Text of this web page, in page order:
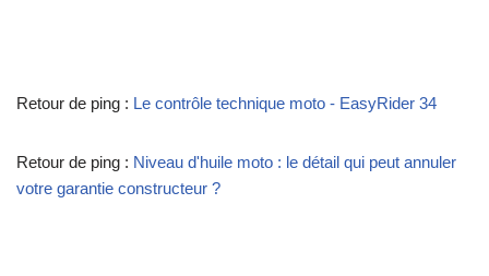
Retour de ping : Le contrôle technique moto - EasyRider 34
Retour de ping : Niveau d'huile moto : le détail qui peut annuler
votre garantie constructeur ?